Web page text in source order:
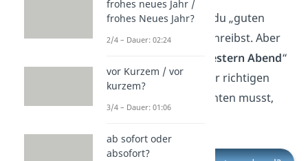
Jetzt weißt du, wie du „guten
Morgen“ richtig schreibst. Aber
gestern Abend“
aus? Was du bei der richtigen
Schreibweise beachten musst,
frohes neues Jahr /
frohes Neues Jahr?
2/4 – Dauer: 02:24
vor Kurzem / vor
kurzem?
3/4 – Dauer: 01:06
ab sofort oder
absofort?